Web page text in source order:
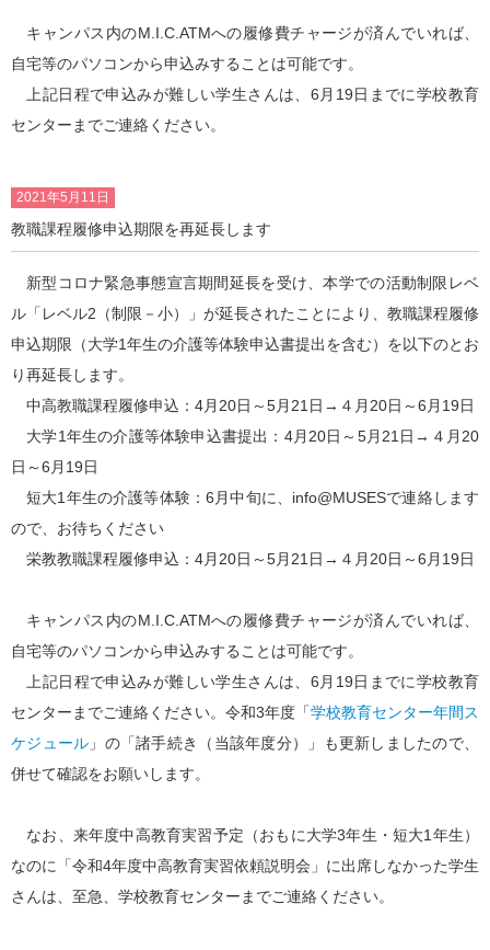
キャンパス内のM.I.C.ATMへの履修費チャージが済んでいれば、
自宅等のパソコンから申込みすることは可能です。
上記日程で申込みが難しい学生さんは、6月19日までに学校教育
センターまでご連絡ください。
2021年5月11日
教職課程履修申込期限を再延長します
新型コロナ緊急事態宣言期間延長を受け、本学での活動制限レベ
ル「レベル2（制限－小）」が延長されたことにより、教職課程履修
申込期限（大学1年生の介護等体験申込書提出を含む）を以下のとお
り再延長します。
中高教職課程履修申込：4月20日～5月21日→４月20日～6月19日
大学1年生の介護等体験申込書提出：4月20日～5月21日→４月20
日～6月19日
短大1年生の介護等体験：6月中旬に、info@MUSESで連絡します
ので、お待ちください
栄教教職課程履修申込：4月20日～5月21日→４月20日～6月19日
キャンパス内のM.I.C.ATMへの履修費チャージが済んでいれば、
自宅等のパソコンから申込みすることは可能です。
上記日程で申込みが難しい学生さんは、6月19日までに学校教育
センターまでご連絡ください。令和3年度「学校教育センター年間ス
ケジュール 」の「諸手続き（当該年度分）」も更新しましたので、
併せて確認をお願いします。
なお、来年度中高教育実習予定（おもに大学3年生・短大1年生）
なのに「令和4年度中高教育実習依頼説明会」に出席しなかった学生
さんは、至急、学校教育センターまでご連絡ください。